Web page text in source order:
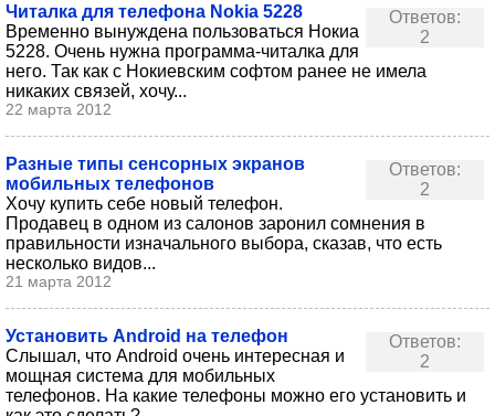
Ответов:
2
Читалка для телефона Nokia 5228
Временно вынуждена пользоваться Нокиа
5228. Очень нужна программа-читалка для
него. Так как с Нокиевским софтом ранее не имела
никаких связей, хочу...
22 марта 2012
Ответов:
2
Разные типы сенсорных экранов
мобильных телефонов
Хочу купить себе новый телефон.
Продавец в одном из салонов заронил сомнения в
правильности изначального выбора, сказав, что есть
несколько видов...
21 марта 2012
Ответов:
2
Установить Android на телефон
Слышал, что Android очень интересная и
мощная система для мобильных
телефонов. На какие телефоны можно его установить и